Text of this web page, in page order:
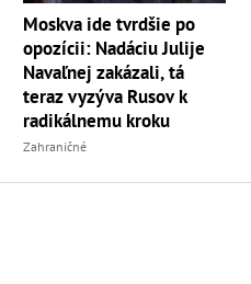
Moskva ide tvrdšie po
opozícii: Nadáciu Julije
Navaľnej zakázali, tá
teraz vyzýva Rusov k
radikálnemu kroku
Zahraničné